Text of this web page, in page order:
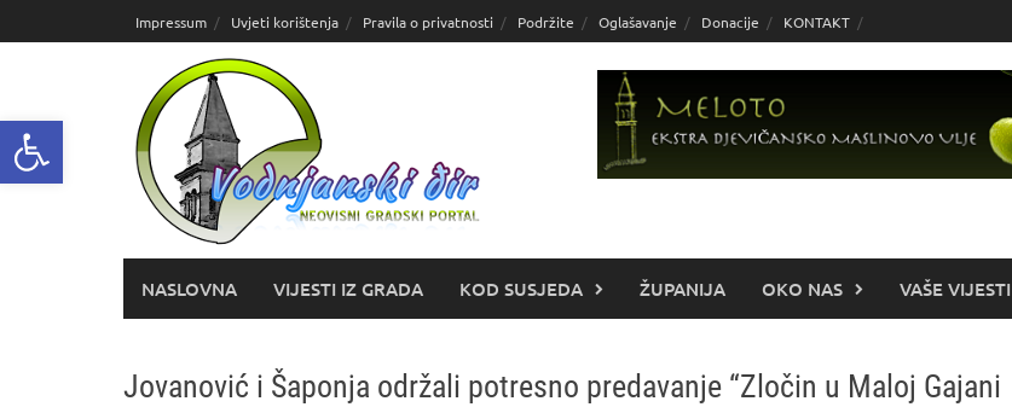
Open toolbar
do
Impressum Uvjeti korištenja Pravila o privatnosti Podržite Oglašavanje Donacije KONTAKT
NASLOVNA VIJESTI IZ GRADA KOD SUSJEDA ŽUPANIJA OKO NAS VAŠE VIJESTI
Jovanović i Šaponja održali potresno predavanje “Zločin u Maloj Gajani